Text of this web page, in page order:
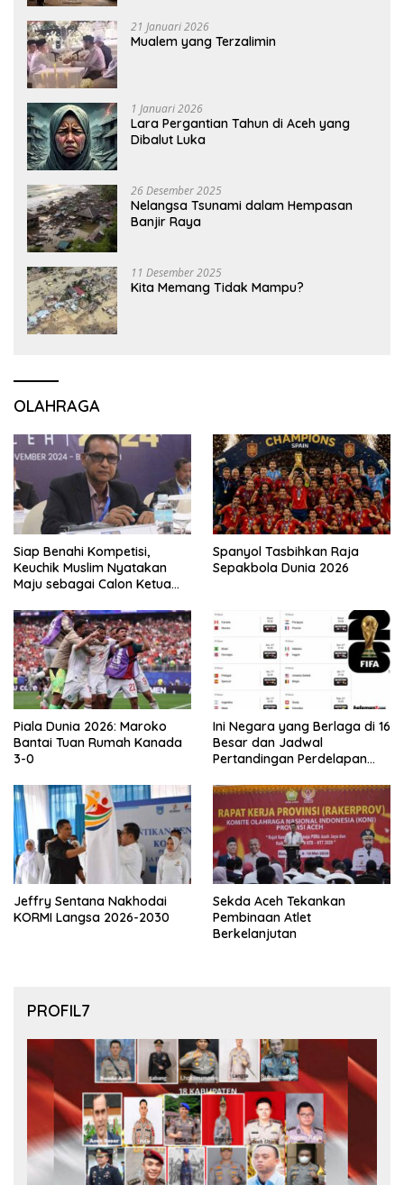
21 Januari 2026
Mualem yang Terzalimin
1 Januari 2026
Lara Pergantian Tahun di Aceh yang
Dibalut Luka
26 Desember 2025
Nelangsa Tsunami dalam Hempasan
Banjir Raya
11 Desember 2025
Kita Memang Tidak Mampu?
OLAHRAGA
Siap Benahi Kompetisi,
Keuchik Muslim Nyatakan
Maju sebagai Calon Ketua
Spanyol Tasbihkan Raja
Sepakbola Dunia 2026
Piala Dunia 2026: Maroko
Bantai Tuan Rumah Kanada
3-0
Ini Negara yang Berlaga di 16
Besar dan Jadwal
Pertandingan Perdelapan
Jeffry Sentana Nakhodai
KORMI Langsa 2026-2030
Sekda Aceh Tekankan
Pembinaan Atlet
Berkelanjutan
PROFIL7